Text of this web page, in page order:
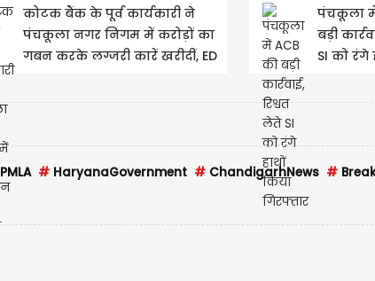
कोटक बैंक के पूर्व कार्यकारी ने
पंचकूला नगर निगम में करोड़ों का
गबन करके लग्जरी कारें खरीदीं, ED
पंचकूला
बड़ी
SI को रंगे
PMLA # HaryanaGovernment # ChandigarhNews #